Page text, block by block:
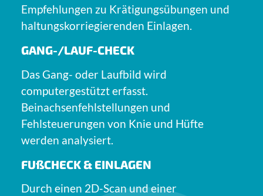
Empfehlungen zu Krätigungsübungen und
haltungskorriegierenden Einlagen.
GANG-/LAUF-CHECK
Das Gang- oder Laufbild wird
computergestützt erfasst.
Beinachsenfehlstellungen und
Fehlsteuerungen von Knie und Hüfte
werden analysiert.
FUßCHECK & EINLAGEN
Durch einen 2D-Scan und einer